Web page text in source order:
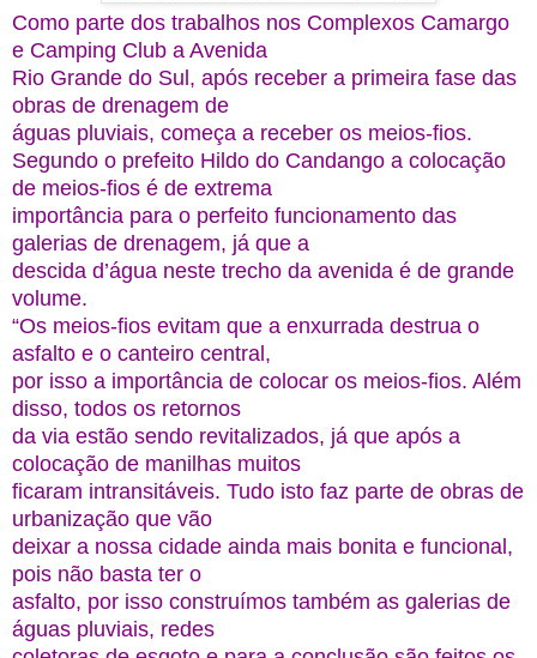
Como parte dos trabalhos nos Complexos Camargo
e Camping Club a Avenida
Rio Grande do Sul, após receber a primeira fase das
obras de drenagem de
águas pluviais, começa a receber os meios-fios.
Segundo o prefeito Hildo do Candango a colocação
de meios-fios é de extrema
importância para o perfeito funcionamento das
galerias de drenagem, já que a
descida d’água neste trecho da avenida é de grande
volume.
“Os meios-fios evitam que a enxurrada destrua o
asfalto e o canteiro central,
por isso a importância de colocar os meios-fios. Além
disso, todos os retornos
da via estão sendo revitalizados, já que após a
colocação de manilhas muitos
ficaram intransitáveis. Tudo isto faz parte de obras de
urbanização que vão
deixar a nossa cidade ainda mais bonita e funcional,
pois não basta ter o
asfalto, por isso construímos também as galerias de
águas pluviais, redes